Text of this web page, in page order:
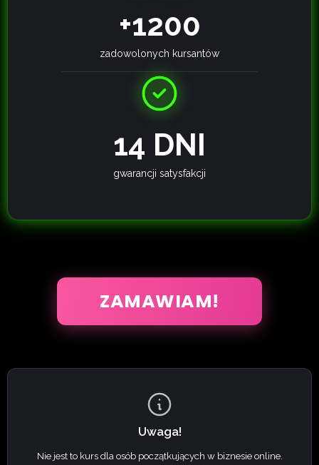
+1200
zadowolonych kursantów
14 DNI
gwarancji satysfakcji
ZAMAWIAM!
Uwaga!
Nie jest to kurs dla osób początkujących w biznesie online.